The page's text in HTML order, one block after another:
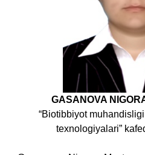
GASANOVA
“Biotibbiyot
texnologiyalari”